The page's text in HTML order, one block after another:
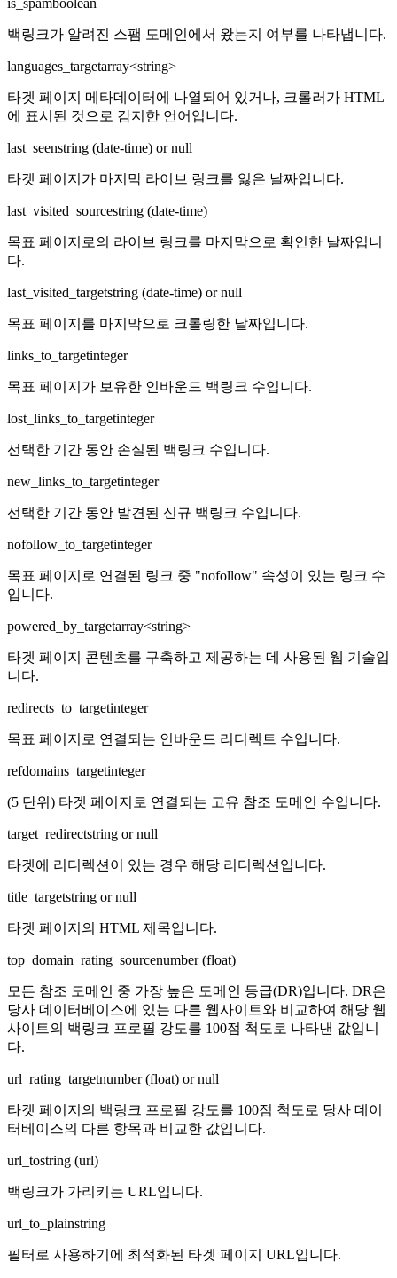
is_spamboolean
백링크가 알려진 스팸 도메인에서 왔는지 여부를 나타냅니다.
languages_targetarray<string>
타겟 페이지 메타데이터에 나열되어 있거나, 크롤러가 HTML
에 표시된 것으로 감지한 언어입니다.
last_seenstring (date-time) or null
타겟 페이지가 마지막 라이브 링크를 잃은 날짜입니다.
last_visited_sourcestring (date-time)
목표 페이지로의 라이브 링크를 마지막으로 확인한 날짜입니
다.
last_visited_targetstring (date-time) or null
목표 페이지를 마지막으로 크롤링한 날짜입니다.
links_to_targetinteger
목표 페이지가 보유한 인바운드 백링크 수입니다.
lost_links_to_targetinteger
선택한 기간 동안 손실된 백링크 수입니다.
new_links_to_targetinteger
선택한 기간 동안 발견된 신규 백링크 수입니다.
nofollow_to_targetinteger
목표 페이지로 연결된 링크 중 "nofollow" 속성이 있는 링크 수
입니다.
powered_by_targetarray<string>
타겟 페이지 콘텐츠를 구축하고 제공하는 데 사용된 웹 기술입
니다.
redirects_to_targetinteger
목표 페이지로 연결되는 인바운드 리디렉트 수입니다.
refdomains_targetinteger
(5 단위) 타겟 페이지로 연결되는 고유 참조 도메인 수입니다.
target_redirectstring or null
타겟에 리디렉션이 있는 경우 해당 리디렉션입니다.
title_targetstring or null
타겟 페이지의 HTML 제목입니다.
top_domain_rating_sourcenumber (float)
모든 참조 도메인 중 가장 높은 도메인 등급(DR)입니다. DR은
당사 데이터베이스에 있는 다른 웹사이트와 비교하여 해당 웹
사이트의 백링크 프로필 강도를 100점 척도로 나타낸 값입니
다.
url_rating_targetnumber (float) or null
타겟 페이지의 백링크 프로필 강도를 100점 척도로 당사 데이
터베이스의 다른 항목과 비교한 값입니다.
url_tostring (url)
백링크가 가리키는 URL입니다.
url_to_plainstring
필터로 사용하기에 최적화된 타겟 페이지 URL입니다.